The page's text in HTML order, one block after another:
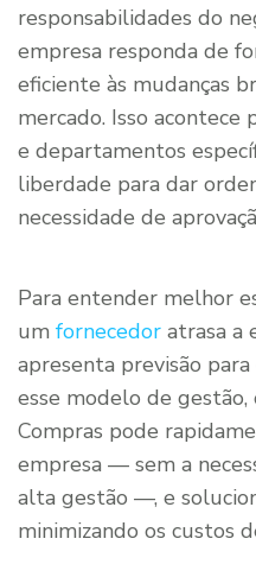
responsabilidades do
empresa responda de
eficiente às mudanças
mercado. Isso
e departamentos
liberdade para dar
necessidade de
Para entender melhor
um fornecedor atrasa a
apresenta previsão
esse modelo de
Compras pode
empresa — sem a
alta gestão —, e
minimizando os custos